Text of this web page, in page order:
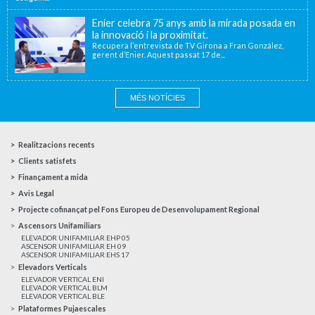
Enier celebra 75 anys amb la mirada posada en
la innovació i la proximitat.
Recupera l’entrevista de TV Girona a Fran González,
gerent d’Enier. Aquest passat 17 de...
MÉS NOTÍCIES
Realitzacions recents
Clients satisfets
Finançament a mida
Avis Legal
Projecte cofinançat pel Fons Europeu de Desenvolupament Regional
Ascensors Unifamiliars
ELEVADOR UNIFAMILIAR EHP 05
ASCENSOR UNIFAMILIAR EH 09
ASCENSOR UNIFAMILIAR EHS 17
Elevadors Verticals
ELEVADOR VERTICAL ENI
ELEVADOR VERTICAL BLM
ELEVADOR VERTICAL BLE
Plataformes Pujaescales